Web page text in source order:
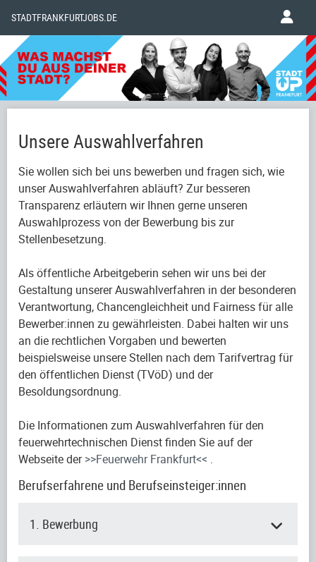
STADTFRANKFURTJOBS.DE
Unsere Auswahlverfahren
Sie wollen sich bei uns bewerben und fragen sich, wie
unser Auswahlverfahren abläuft? Zur besseren
Transparenz erläutern wir Ihnen gerne unseren
Auswahlprozess von der Bewerbung bis zur
Stellenbesetzung.
Als öffentliche Arbeitgeberin sehen wir uns bei der
Gestaltung unserer Auswahlverfahren in der besonderen
Verantwortung, Chancengleichheit und Fairness für alle
Bewerber:innen zu gewährleisten. Dabei halten wir uns
an die rechtlichen Vorgaben und bewerten
beispielsweise unsere Stellen nach dem Tarifvertrag für
den öffentlichen Dienst (TVöD) und der
Besoldungsordnung.
Die Informationen zum Auswahlverfahren für den
feuerwehrtechnischen Dienst finden Sie auf der
Webseite der>>Feuerwehr Frankfurt<< .
Berufserfahrene und Berufseinsteiger:innen
1. Bewerbung